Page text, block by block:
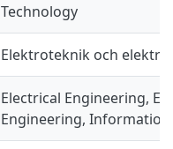
Technology
Elektroteknik och
Electrical Engineering,
Engineering,